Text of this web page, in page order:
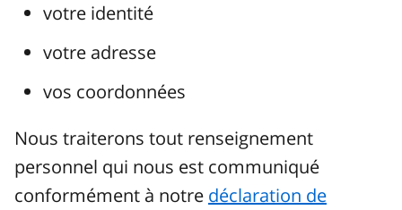
votre identité
votre adresse
vos coordonnées
Nous traiterons tout renseignement
personnel qui nous est communiqué
conformément à notre déclaration de